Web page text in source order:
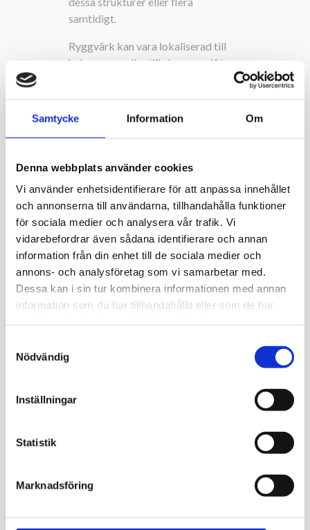
Samtycke Information Om
Denna webbplats använder cookies
Vi använder enhetsidentifierare för att anpassa innehållet
och annonserna till användarna, tillhandahålla funktioner
för sociala medier och analysera vår trafik. Vi
vidarebefordrar även sådana identifierare och annan
information från din enhet till de sociala medier och
annons- och analysföretag som vi samarbetar med.
Dessa kan i sin tur kombinera informationen med annan
information som du har tillhandahållit eller som de har
Nödvändig
Inställningar
Statistik
Marknadsföring
samtidigt.
Ryggvärk kan vara lokaliserad till
hela ryggen eller till vissa specifika
eller mellan skulderbladen. Orsaken
rör sig om ett flertal faktorer samt
lång period.
ORSAKER TILL RYGGVÄ
RK
Några bidragande orsaker till ryggvärk, så